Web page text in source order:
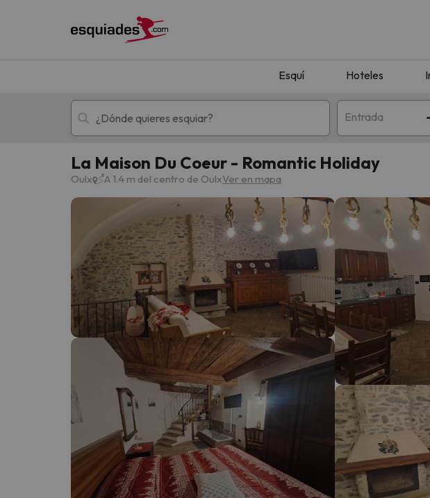
Esquí Hoteles
Entrada
Esquí Escapadas
¡Vaya! No hemos encontrado ningún resultado que coincida con tu
¡Vaya! Parece que nuestro buscador ha perdido el norte. En cuanto
La Maison Du Coeur - Romantic Holiday
Oulx A 1.4 m del centro de OulxVer en mapa